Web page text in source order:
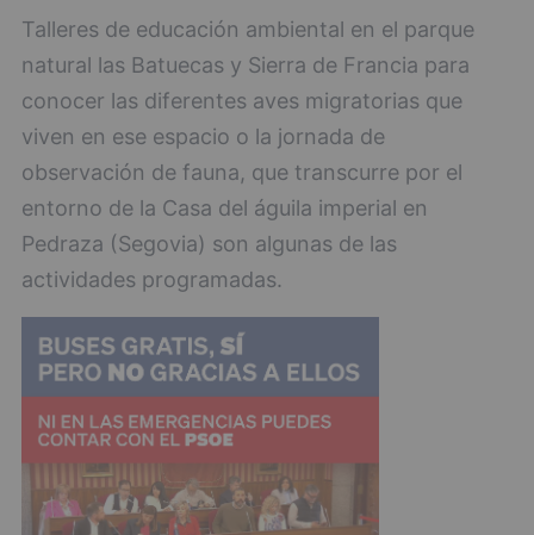
Talleres de educación ambiental en el parque
natural las Batuecas y Sierra de Francia para
conocer las diferentes aves migratorias que
viven en ese espacio o la jornada de
observación de fauna, que transcurre por el
entorno de la Casa del águila imperial en
Pedraza (Segovia) son algunas de las
actividades programadas.